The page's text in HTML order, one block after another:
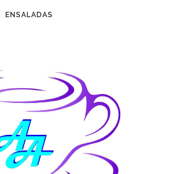
ENSALADAS